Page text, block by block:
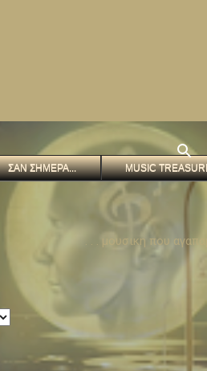
ΣΑΝ ΣΗΜΕΡΑ... MUSIC
. . . μουσικη που